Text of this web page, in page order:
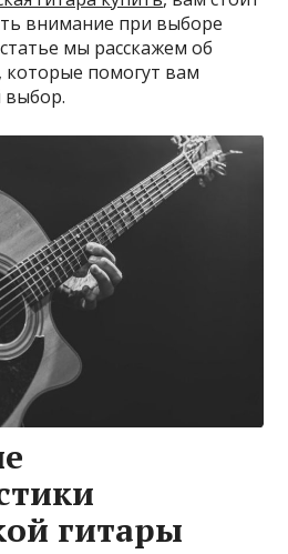
внимание при выборе
мы расскажем об
которые помогут вам
выбор.
гитары